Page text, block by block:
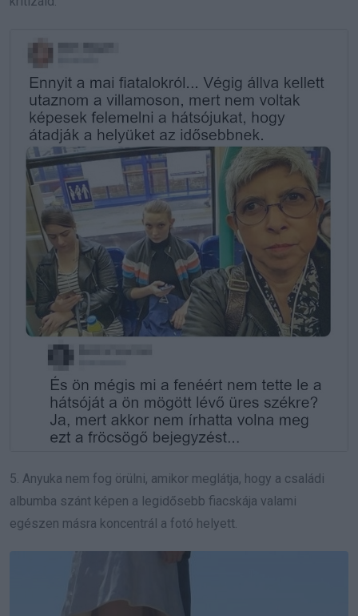
5. Anyuka nem fog örülni, amikor meglátja, hogy a családi
albumba szánt képen a legidősebb fiacskája valami
egészen másra koncentrál a fotó helyett.